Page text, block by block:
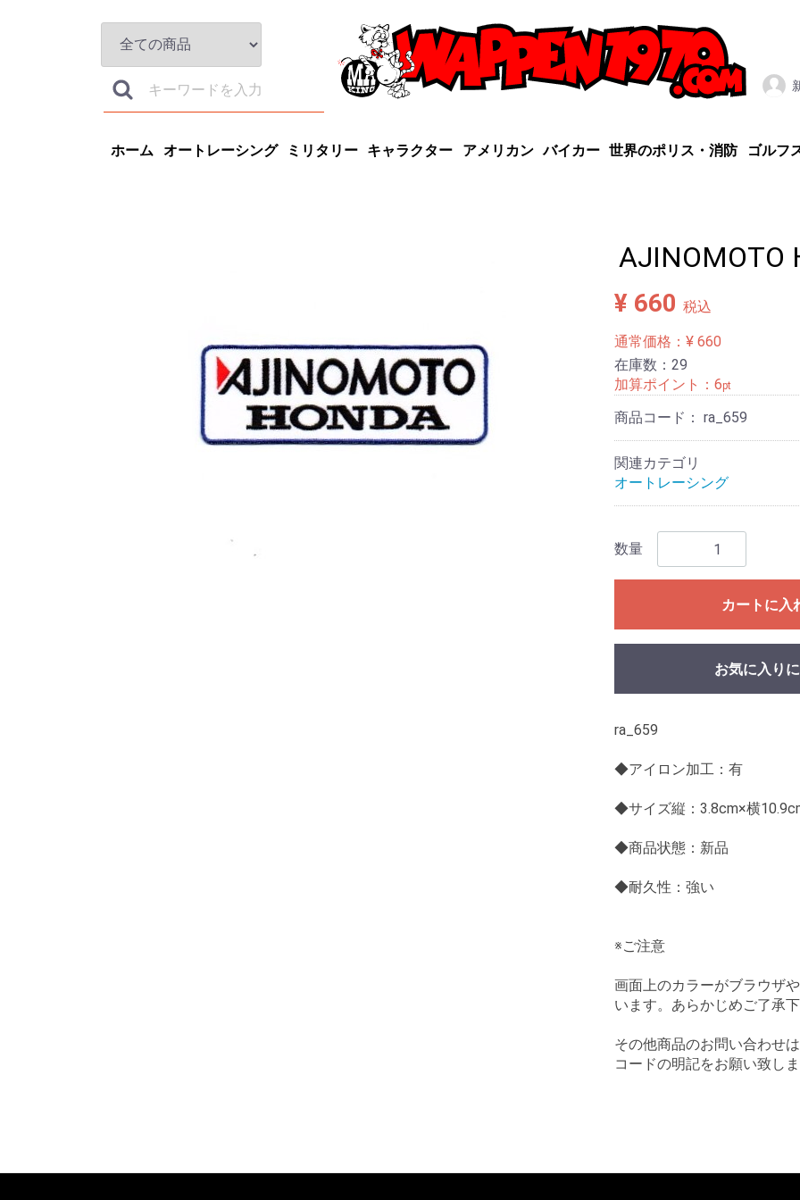
ホーム オートレーシング ミリタリー キャラクター アメリカン バイカー 世界のポリス・消防 ゴルフ
AJINOMOTO
¥ 660 税込
通常価格：¥ 660
在庫数：29
加算ポイント： 6pt
商品コード： ra_659
関連カテゴリ
オートレーシング
数量
カートに入
お気に入り
ra_659
◆アイロン加工：有
◆サイズ縦：3.8cm×横
◆商品状態：新品
◆耐久性：強い
※ご注意
画面上のカラーがブラウザ
います。あらかじめご了承下
その他商品のお問い合わ
コードの明記をお願い致しま